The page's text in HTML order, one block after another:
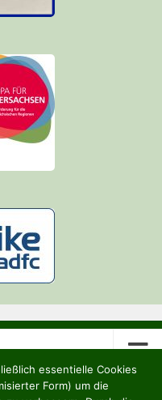
essentielle Cookies
Form) um die